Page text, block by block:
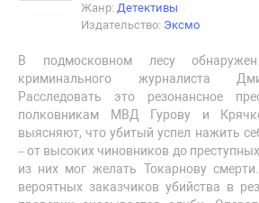
Жанр: Детективы
Издательство: Эксмо
В подмосковном лесу
криминального журналиста
Расследовать это резонансное
полковникам МВД Гурову и
выясняют, что убитый успел нажить
– от высоких чиновников до
из них мог желать Токарнову
вероятных заказчиков убийства в